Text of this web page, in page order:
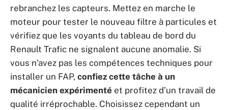
rebranchez les capteurs. Mettez en marche le
moteur pour tester le nouveau filtre à particules et
vérifiez que les voyants du tableau de bord du
Renault Trafic ne signalent aucune anomalie. Si
vous n’avez pas les compétences techniques pour
installer un FAP, confiez cette tâche à un
mécanicien expérimenté et profitez d’un travail de
qualité irréprochable. Choisissez cependant un